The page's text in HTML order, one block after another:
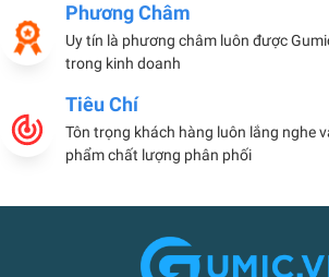
Phương Châm
Uy tín là phương châm luôn được
trong kinh doanh
Tiêu Chí
Tôn trọng khách hàng luôn lắng nghe
phẩm chất lượng phân phối